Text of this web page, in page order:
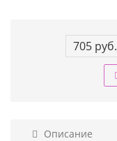
705 руб.
Описание